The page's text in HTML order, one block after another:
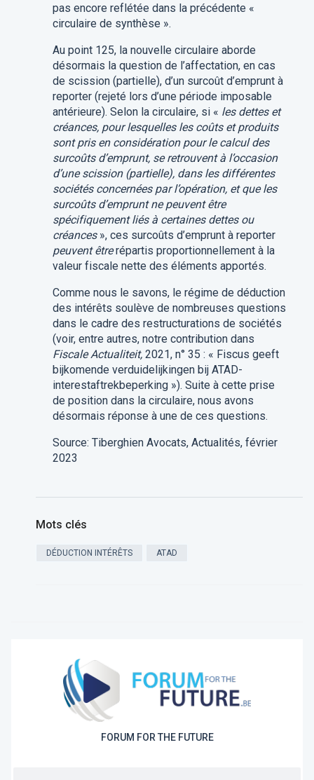
pas encore reflétée dans la précédente «
circulaire de synthèse ».
Au point 125, la nouvelle circulaire aborde
désormais la question de l’affectation, en cas
de scission (partielle), d’un surcoût d’emprunt à
reporter (rejeté lors d’une période imposable
antérieure). Selon la circulaire, si « les dettes et
créances, pour lesquelles les coûts et produits
sont pris en considération pour le calcul des
surcoûts d’emprunt, se retrouvent à l’occasion
d’une scission (partielle), dans les différentes
sociétés concernées par l’opération, et que les
surcoûts d’emprunt ne peuvent être
spécifiquement liés à certaines dettes ou
créances », ces surcoûts d’emprunt à reporter
peuvent être répartis proportionnellement à la
valeur fiscale nette des éléments apportés.
Comme nous le savons, le régime de déduction
des intérêts soulève de nombreuses questions
dans le cadre des restructurations de sociétés
(voir, entre autres, notre contribution dans
Fiscale Actualiteit, 2021, n° 35 : « Fiscus geeft
bijkomende verduidelijkingen bij ATAD-
interestaftrekbeperking »). Suite à cette prise
de position dans la circulaire, nous avons
désormais réponse à une de ces questions.
Source: Tiberghien Avocats, Actualités, février
2023
Mots clés
DÉDUCTION INTÉRÊTS ATAD
FORUM FOR THE FUTURE